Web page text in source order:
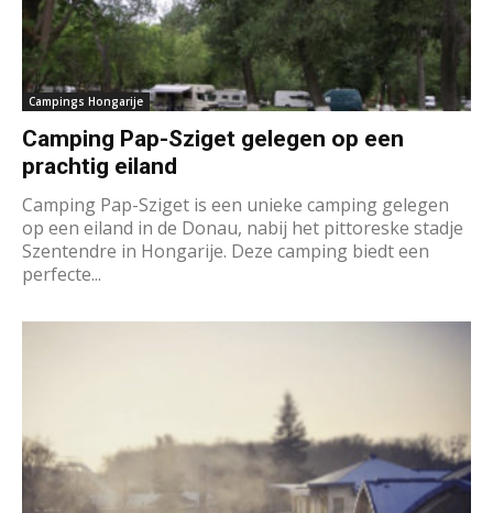
Campings Hongarije
Camping Pap-Sziget gelegen op een
prachtig eiland
Camping Pap-Sziget is een unieke camping gelegen
op een eiland in de Donau, nabij het pittoreske stadje
Szentendre in Hongarije. Deze camping biedt een
perfecte...